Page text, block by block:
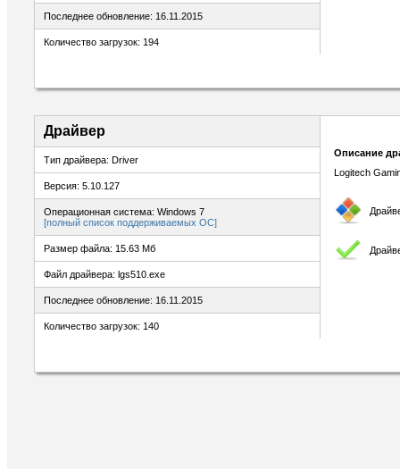
Последнее обновление: 16.11.2015
Количество загрузок: 194
Драйвер
Тип драйвера: Driver
Версия: 5.10.127
Операционная система: Windows 7
[полный список поддерживаемых ОС]
Размер файла: 15.63 Мб
Файл драйвера: lgs510.exe
Последнее обновление: 16.11.2015
Количество загрузок: 140
Описание
Logitech